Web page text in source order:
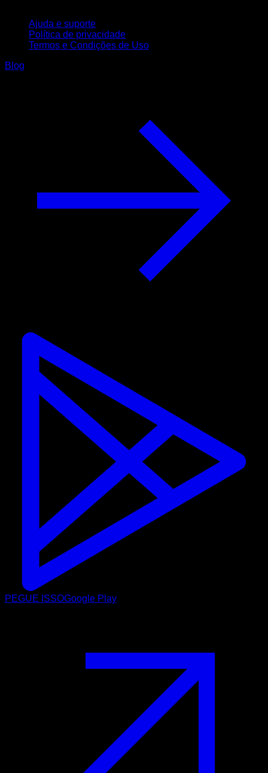
Ajuda e suporte
Política de privacidade
Termos e Condições de Uso
Blog
PEGUE ISSOGoogle Play